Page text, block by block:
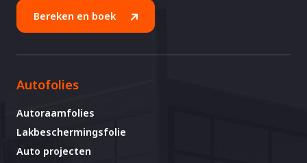
Bereken en boek
Autofolies
Autoraamfolies
Lakbeschermingsfolie
Auto projecten